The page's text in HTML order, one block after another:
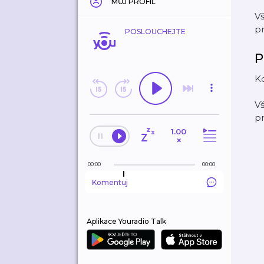
POSLOUCHEJTE
1.00
×
00:00 00:00
Komentuj
Aplikace Youradio Talk